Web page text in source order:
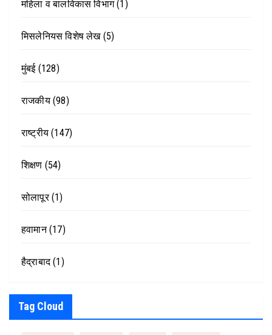
महिला व बालविकास विभाग(1)
मिसलेनियस विशेष लेख(5)
मुंबई(128)
राजकीय(98)
राष्ट्रीय (147)
शिक्षण (54)
सोलापूर(1)
हवामान(17)
हैद्राबाद(1)
Tag Cloud